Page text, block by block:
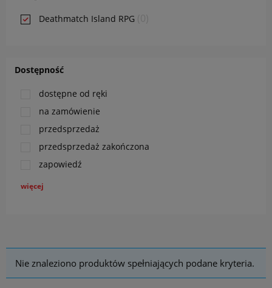
Deathmatch Island RPG
Dostępność
dostępne od ręki
na zamówienie
przedsprzedaż
przedsprzedaż zakończona
zapowiedź
więcej
Nie znaleziono produktów spełniających podane kryteria.